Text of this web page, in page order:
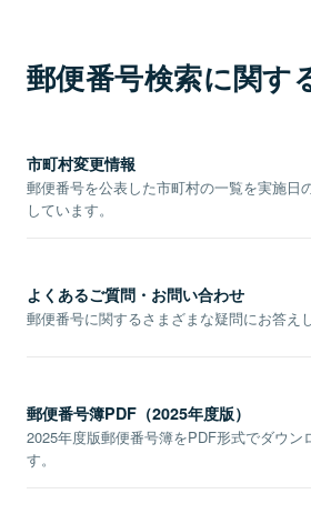
郵便番号検索に関す
市町村変更情報
郵便番号を公表した市町村の一覧を実施日
しています。
よくあるご質問・お問い合わせ
郵便番号に関するさまざまな疑問にお答えし
郵便番号簿PDF（2025年度版）
2025年度版郵便番号簿をPDF形式でダウン
す。